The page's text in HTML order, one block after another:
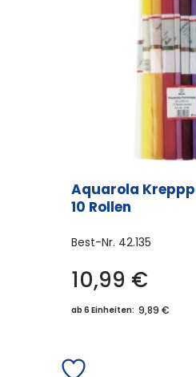
Aquarola
10 Rollen
Best-Nr. 42.135
10,99 €
ab 6 Einheiten: 9,89 €